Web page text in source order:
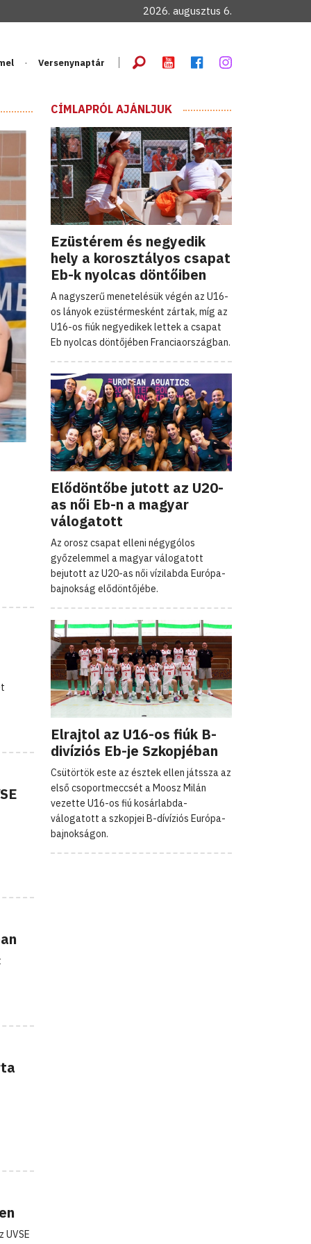
2026. augusztus 6.
Versenynaptár
UVSE
CÍMLAPRÓL AJÁNLJUK
Ezüstérem és negyedik
hely a korosztályos csapat
Eb-k nyolcas döntőiben
A nagyszerű menetelésük végén az U16-
os lányok ezüstérmesként zártak, míg az
U16-os fiúk negyedikek lettek a csapat
Eb nyolcas döntőjében Franciaországban.
Elődöntőbe jutott az U20-
as női Eb-n a magyar
válogatott
Az orosz csapat elleni négygólos
győzelemmel a magyar válogatott
bejutott az U20-as női vízilabda Európa-
bajnokság elődöntőjébe.
Elrajtol az U16-os fiúk B-
divíziós Eb-je Szkopjéban
Csütörtök este az észtek ellen játssza az
első csoportmeccsét a Moosz Milán
vezette U16-os fiú kosárlabda-
válogatott a szkopjei B-dívíziós Európa-
bajnokságon.